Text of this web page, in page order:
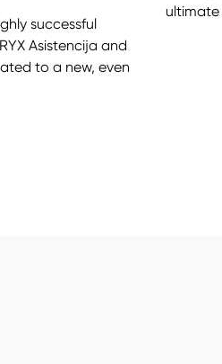
successful
Asistencija and
to a new, even